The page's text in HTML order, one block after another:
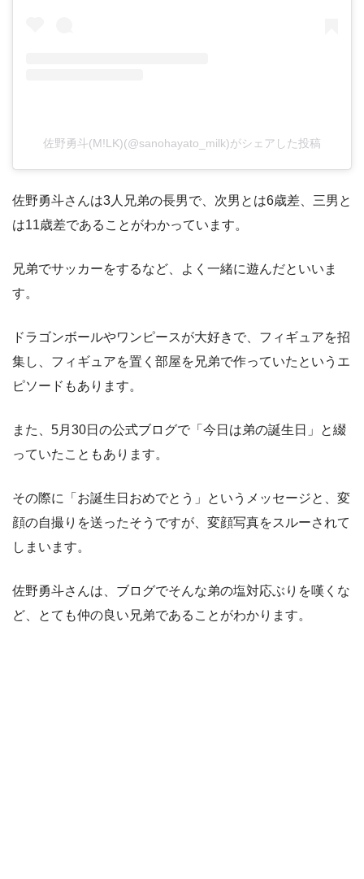
佐野勇斗(M!LK)(@sanohayato_milk)がシェアした投稿
佐野勇斗さんは3人兄弟の長男で、次男とは6歳差、三男と
は11歳差であることがわかっています。
兄弟でサッカーをするなど、よく一緒に遊んだといいま
す。
ドラゴンボールやワンピースが大好きで、フィギュアを招
集し、フィギュアを置く部屋を兄弟で作っていたというエ
ピソードもあります。
また、5月30日の公式ブログで「今日は弟の誕生日」と綴
っていたこともあります。
その際に「お誕生日おめでとう」というメッセージと、変
顔の自撮りを送ったそうですが、変顔写真をスルーされて
しまいます。
佐野勇斗さんは、ブログでそんな弟の塩対応ぶりを嘆くな
ど、とても仲の良い兄弟であることがわかります。